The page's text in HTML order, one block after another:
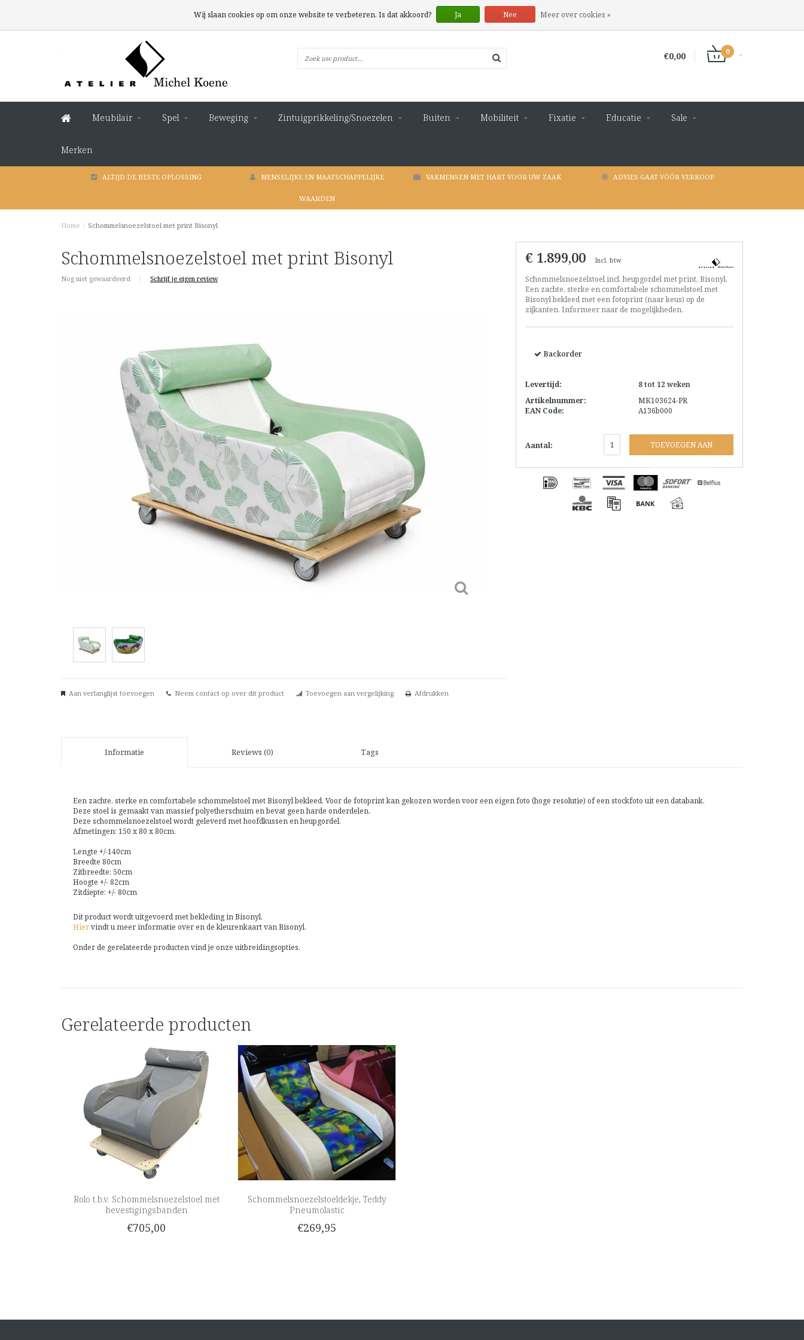
€0,00 0
Meubilair Spel Beweging Zintuigprikkeling/Snoezelen Buiten Mobiliteit Fixatie Educatie Sale
Merken
ALTIJD DE BESTE OPLOSSING MENSELIJKE EN MAATSCHAPPELIJKE
WAARDEN
VAKMENSEN MET HART VOOR UW ZAAK ADVIES GAAT VÓÓR VERKOOP
Home / Schommelsnoezelstoel met print Bisonyl
Schommelsnoezelstoel met print Bisonyl
Nog niet gewaardeerd | Schrijf je eigen review
Aan verlanglijst toevoegen Neem contact op over dit product Toevoegen aan vergelijking Afdrukken
€ 1.899,00 Incl. btw
Schommelsnoezelstoel incl. heupgordel met print, Bisonyl.
Een zachte, sterke en comfortabele schommelstoel met
Bisonyl bekleed met een fotoprint (naar keus) op de
zijkanten. Informeer naar de mogelijkheden.
Backorder
Levertijd:
8 tot 12 weken
Artikelnummer:
MK103624-PR
EAN Code:
A136b000
Aantal: TOEVOEGEN AAN
WINKELWAGEN
Informatie Reviews (0) Tags
Een zachte, sterke en comfortabele schommelstoel met Bisonyl bekleed. Voor de fotoprint kan gekozen worden voor een eigen foto (hoge resolutie) of een stockfoto uit een databank.
Deze stoel is gemaakt van massief polyetherschuim en bevat geen harde onderdelen.
Deze schommelsnoezelstoel wordt geleverd met hoofdkussen en heupgordel.
Afmetingen: 150 x 80 x 80cm.
Lengte +/-140cm
Breedte 80cm
Zitbreedte: 50cm
Hoogte +/- 82cm
Zitdiepte: +/- 80cm
Dit product wordt uitgevoerd met bekleding in Bisonyl.
Hiervindt u meer informatie over en de kleurenkaart van Bisonyl.
Onder de gerelateerde producten vind je onze uitbreidingsopties.
Gerelateerde producten
Rolo t.b.v. Schommelsnoezelstoel met
bevestigingsbanden
€705,00
Schommelsnoezelstoeldekje, Teddy
Pneumolastic
€269,95
Wij slaan cookies op om onze website te verbeteren. Is dat akkoord? Ja Nee Meer over cookies »